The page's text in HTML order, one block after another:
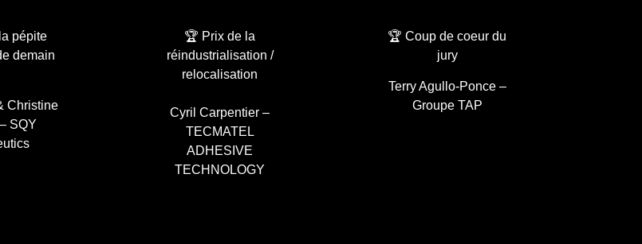
pépite
demain
Christine
SQY
🏆 Prix de la
réindustrialisation /
relocalisation
Cyril Carpentier –
TECMATEL
ADHESIVE
TECHNOLOGY
🏆 Coup de coeur du
jury
Terry Agullo-Ponce –
Groupe TAP